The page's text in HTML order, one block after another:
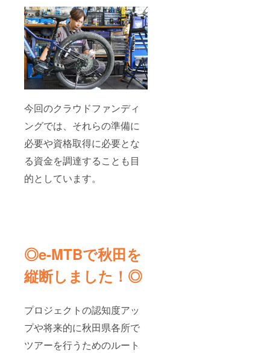
今回のクラウドファンディ
ングでは、それらの準備に
必要や資格取得に必要とな
る資金を調達することも目
的としています。
◎e-MTBで秋田を
縦断しました！◎
プロジェクトの認知度アッ
プや将来的に秋田県各所で
ツアーを行うためのルート